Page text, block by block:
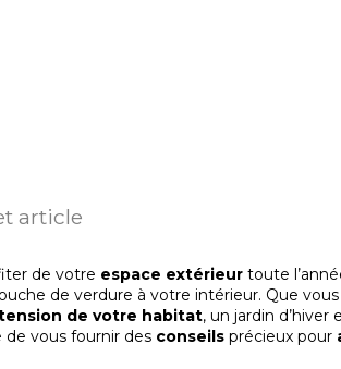
article
de votre espace extérieur toute
de verdure à votre intérieur. Que vous
de votre habitat, un jardin d’hiver
vous fournir des conseils précieux pour